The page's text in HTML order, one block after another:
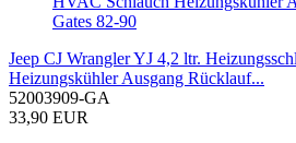
Jeep CJ Wrangler YJ 4,2 ltr.
Heizungskühler Ausgang Rücklauf...
52003909-GA
33,90 EUR